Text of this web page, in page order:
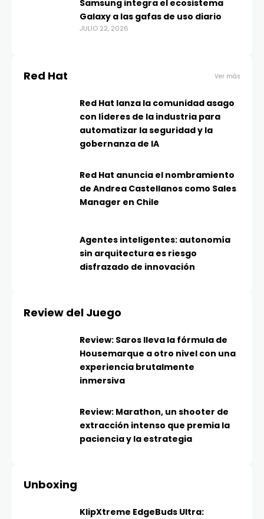
Samsung integra el ecosistema
Galaxy a las gafas de uso diario
JULIO 22, 2026
Red Hat Ver más
Red Hat lanza la comunidad asago
con líderes de la industria para
automatizar la seguridad y la
gobernanza de IA
Red Hat anuncia el nombramiento
de Andrea Castellanos como Sales
Manager en Chile
Agentes inteligentes: autonomía
sin arquitectura es riesgo
disfrazado de innovación
Review del Juego
Review: Saros lleva la fórmula de
Housemarque a otro nivel con una
experiencia brutalmente
inmersiva
Review: Marathon, un shooter de
extracción intenso que premia la
paciencia y la estrategia
Unboxing
KlipXtreme EdgeBuds Ultra: